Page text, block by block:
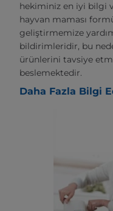
hekiminiz en iyi bilgi
hayvan maması
geliştirmemize
bildirimleridir, bu
ürünlerini tavsiye
beslemektedir.
Daha Fazla Bilgi